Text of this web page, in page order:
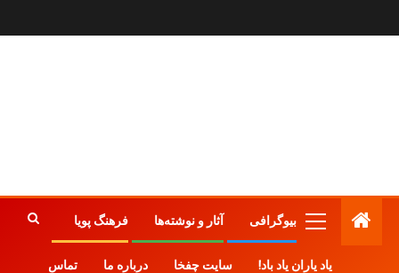
بیوگرافی آثار و نوشته‌ها فرهنگ پویا
یاد یاران یاد باد! سایت چفخا درباره ما تماس